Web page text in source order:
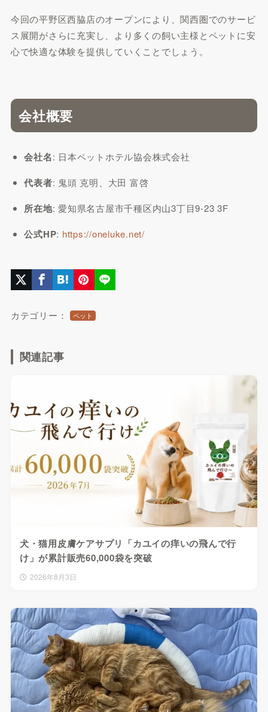
今回の平野区西脇店のオープンにより、関西圏でのサービ
ス展開がさらに充実し、より多くの飼い主様とペットに安
心で快適な体験を提供していくことでしょう。
会社概要
会社名: 日本ペットホテル協会株式会社
代表者: 鬼頭 克明、大田 富啓
所在地: 愛知県名古屋市千種区内山3丁目9-23 3F
公式HP: https://oneluke.net/
カテゴリー： ペット
関連記事
犬・猫用皮膚ケアサプリ「カユイの痒いの飛んで行
け」が累計販売60,000袋を突破
2026年8月3日